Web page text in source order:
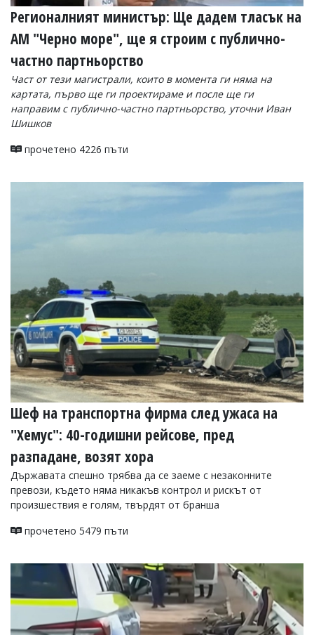
Регионалният министър: Ще дадем тласък на
АМ "Черно море", ще я строим с публично-
частно партньорство
Част от тези магистрали, които в момента ги няма на
картата, първо ще ги проектираме и после ще ги
направим с публично-частно партньорство, уточни Иван
Шишков
прочетено 4226 пъти
Шеф на транспортна фирма след ужаса на
"Хемус": 40-годишни рейсове, пред
разпадане, возят хора
Държавата спешно трябва да се заеме с незаконните
превози, където няма никакъв контрол и рискът от
произшествия е голям, твърдят от бранша
прочетено 5479 пъти